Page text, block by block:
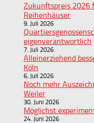
Zukunftspreis 2026
Reihenhäuser
9. Juli 2026
eigenverantwortlich
7. Juli 2026
Alleinerziehend
Köln
6. Juli 2026
Noch mehr
Weiler
30. Juni 2026
Möglichst
24. Juni 2026